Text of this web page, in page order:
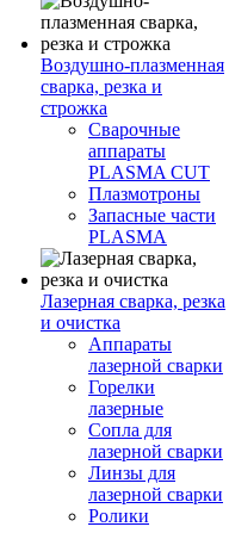
Воздушно-плазменная
сварка, резка и
строжка
Сварочные
аппараты
PLASMA CUT
Плазмотроны
Запасные части
PLASMA
Лазерная сварка, резка
и очистка
Аппараты
лазерной сварки
Горелки
лазерные
Сопла для
лазерной сварки
Линзы для
лазерной сварки
Ролики